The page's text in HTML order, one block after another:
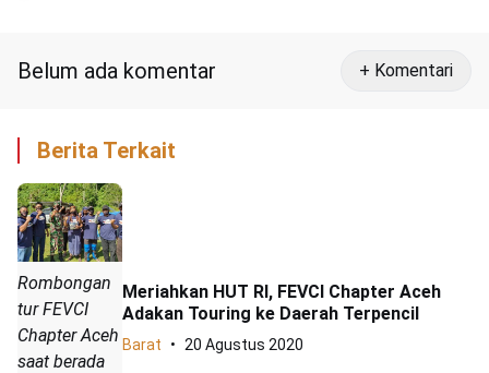
Belum ada komentar + Komentari
Berita Terkait
Rombongan
tur FEVCI
Chapter Aceh
saat berada
Meriahkan HUT RI, FEVCI Chapter Aceh
Adakan Touring ke Daerah Terpencil
Barat 20 Agustus 2020